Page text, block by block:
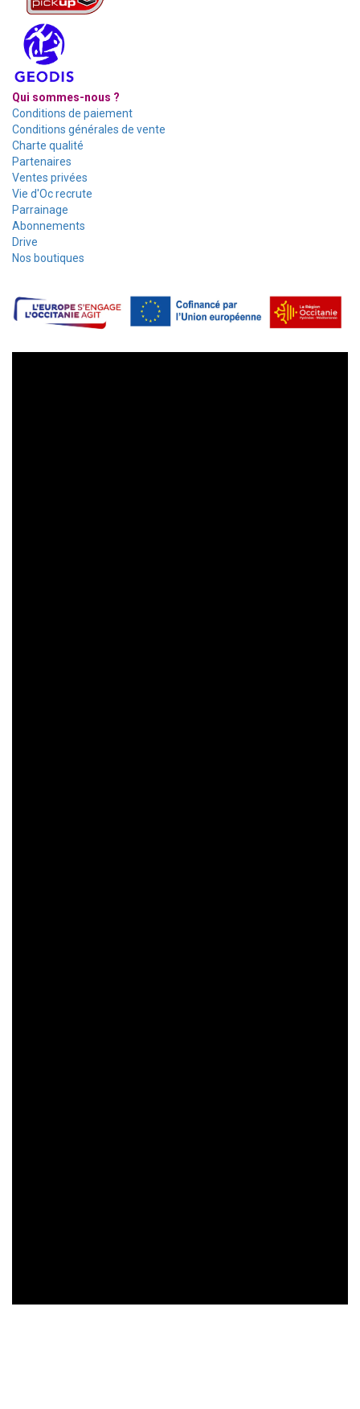
Qui sommes-nous ?
Conditions de paiement
Conditions générales de vente
Charte qualité
Partenaires
Ventes privées
Vie d'Oc recrute
Parrainage
Abonnements
Drive
Nos boutiques